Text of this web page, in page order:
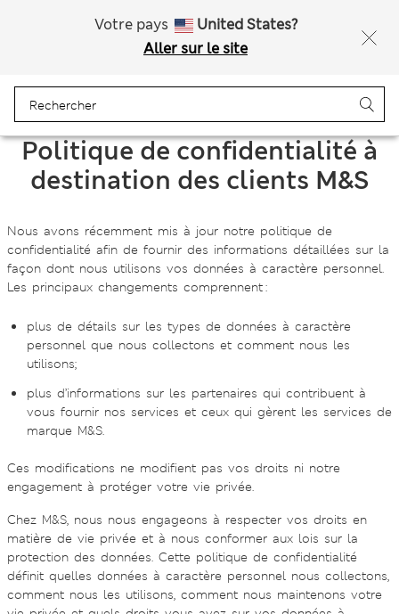
Votre pays
United States?
Aller sur le site
Politique de confidentialité à
destination des clients M&S
Nous avons récemment mis à jour notre politique de
confidentialité afin de fournir des informations détaillées sur la
façon dont nous utilisons vos données à caractère personnel.
Les principaux changements comprennent :
plus de détails sur les types de données à caractère
personnel que nous collectons et comment nous les
utilisons;
plus d’informations sur les partenaires qui contribuent à
vous fournir nos services et ceux qui gèrent les services de
marque M&S.
Ces modifications ne modifient pas vos droits ni notre
engagement à protéger votre vie privée.
Chez M&S, nous nous engageons à respecter vos droits en
matière de vie privée et à nous conformer aux lois sur la
protection des données. Cette politique de confidentialité
définit quelles données à caractère personnel nous collectons,
comment nous les utilisons, comment nous maintenons votre